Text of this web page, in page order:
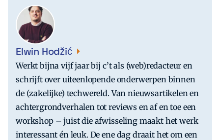
Elwin Hodžić
Werkt bijna vijf jaar bij c’t als (web)redacteur en
schrijft over uiteenlopende onderwerpen binnen
de (zakelijke) techwereld. Van nieuwsartikelen en
achtergrondverhalen tot reviews en af en toe een
workshop – juist die afwisseling maakt het werk
interessant én leuk. De ene dag draait het om een